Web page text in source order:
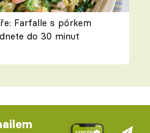
Farfalle s pórkem
do 30 minut